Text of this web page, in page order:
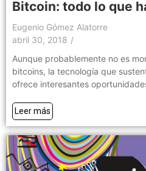
Bitcoin: todo lo que
Eugenio Gómez Alatorre
abril 30, 2018 /
Aunque probablemente no es
bitcoins, la tecnología que
ofrece interesantes
Leer más